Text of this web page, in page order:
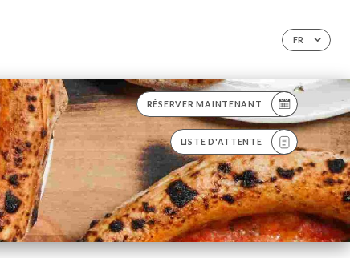
FR
RÉSERVER MAINTENANT
LISTE D'ATTENTE